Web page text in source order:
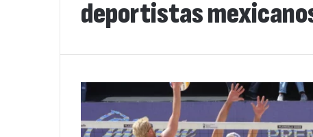
deportistas